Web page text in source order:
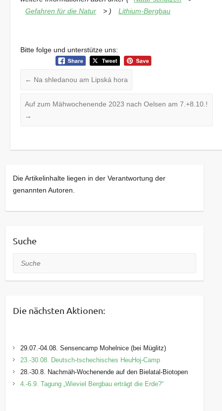
Gefahren für die Natur
> ) Lithium-Bergbau
Bitte folge und unterstütze uns:
← Na shledanou am Lipská hora
Auf zum Mähwochenende 2023 nach Oelsen am 7.+8.10.!
→
Die Artikelinhalte liegen in der Verantwortung der
genannten Autoren.
Suche
Suche
Die nächsten Aktionen:
29.07.-04.08. Sensencamp Mohelnice (bei Müglitz)
23.-30.08. Deutsch-tschechisches HeuHoj-Camp
28.-30.8. Nachmäh-Wochenende auf den Bielatal-Biotopen
4.-6.9. Tagung „Wieviel Bergbau erträgt die Erde?“